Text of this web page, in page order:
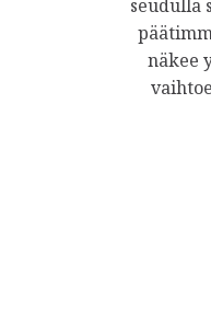
seudulla
näkee